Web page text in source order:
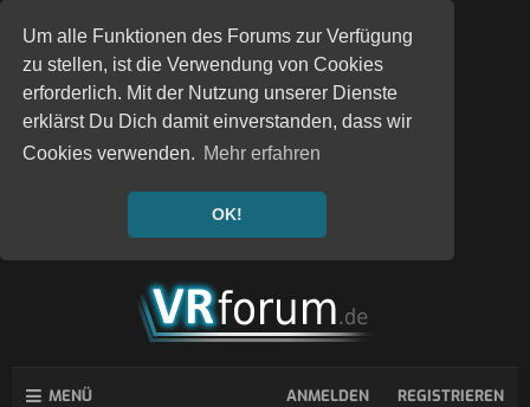
Um alle Funktionen des Forums zur Verfügung
zu stellen, ist die Verwendung von Cookies
erforderlich. Mit der Nutzung unserer Dienste
erklärst Du Dich damit einverstanden, dass wir
Cookies verwenden. Mehr erfahren
OK!
MENÜ ANMELDEN REGISTRIEREN